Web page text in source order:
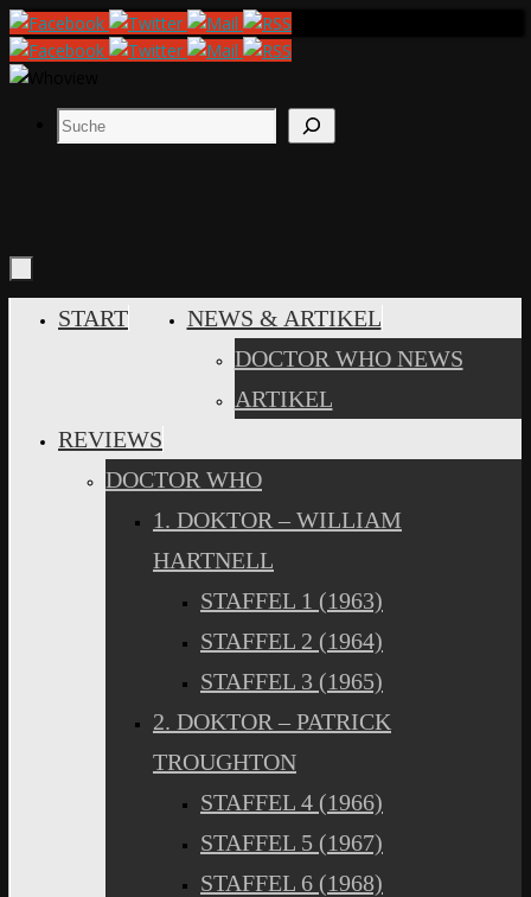
Zum
Inhalt
springen
Suchen
INHALT
START
NEWS & ARTIKEL
DOCTOR WHO NEWS
ARTIKEL
REVIEWS
DOCTOR WHO
1. DOKTOR – WILLIAM
HARTNELL
STAFFEL 1 (1963)
STAFFEL 2 (1964)
STAFFEL 3 (1965)
2. DOKTOR – PATRICK
TROUGHTON
STAFFEL 4 (1966)
STAFFEL 5 (1967)
STAFFEL 6 (1968)